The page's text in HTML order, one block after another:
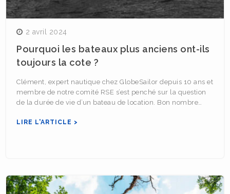
2 avril 2024
Pourquoi les bateaux plus anciens ont-ils
toujours la cote ?
Clément, expert nautique chez GlobeSailor depuis 10 ans et
membre de notre comité RSE s’est penché sur la question
de la durée de vie d’un bateau de location. Bon nombre…
LIRE L'ARTICLE >